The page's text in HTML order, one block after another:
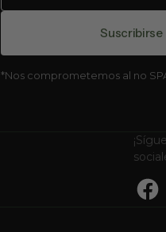
electrónico
Suscribirse
*Nos comprometemos al no